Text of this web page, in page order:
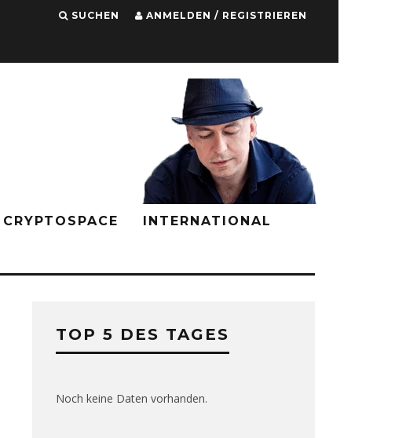
SUCHEN ANMELDEN / REGISTRIEREN
CRYPTOSPACE INTERNATIONAL
TOP 5 DES TAGES
Noch keine Daten vorhanden.